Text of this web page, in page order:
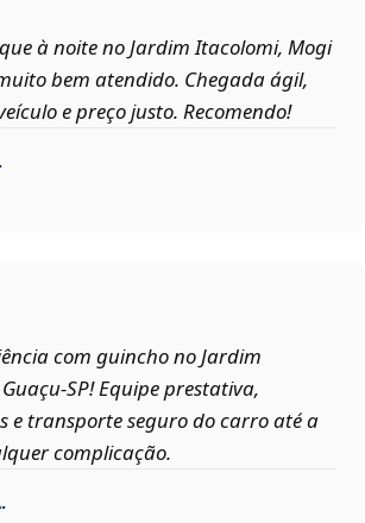
à noite no Jardim Itacolomi, Mogi
bem atendido. Chegada ágil,
e preço justo. Recomendo!
com guincho no Jardim
Equipe prestativa,
e transporte seguro do carro até a
complicação.